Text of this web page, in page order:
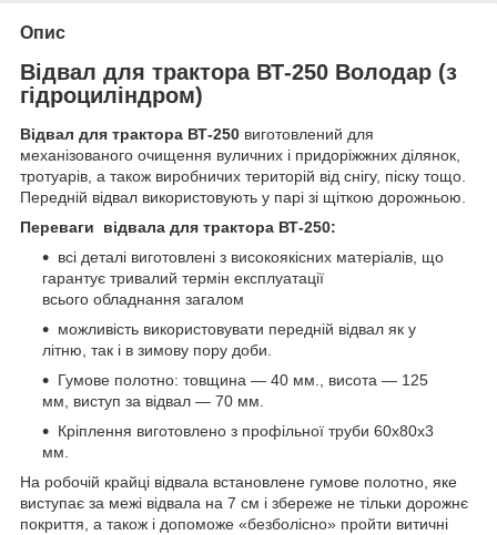
Опис
Відвал для трактора ВТ-250 Володар (з
гідроциліндром)
Відвал для трактора ВТ-250 виготовлений для
механізованого очищення вуличних і придоріжжних ділянок,
тротуарів, а також виробничих територій від снігу, піску тощо.
Передній відвал використовують у парі зі щіткою дорожньою.
Переваги відвала для трактора ВТ-250:
всі деталі виготовлені з високоякісних матеріалів, що
гарантує тривалий термін експлуатації
всього обладнання загалом
можливість використовувати передній відвал як у
літню, так і в зимову пору доби.
Гумове полотно: товщина — 40 мм., висота — 125
мм, виступ за відвал — 70 мм.
Кріплення виготовлено з профільної труби 60х80х3
мм.
На робочій крайці відвала встановлене гумове полотно, яке
виступає за межі відвала на 7 см і збереже не тільки дорожнє
покриття, а також і допоможе «безболісно» пройти витичні